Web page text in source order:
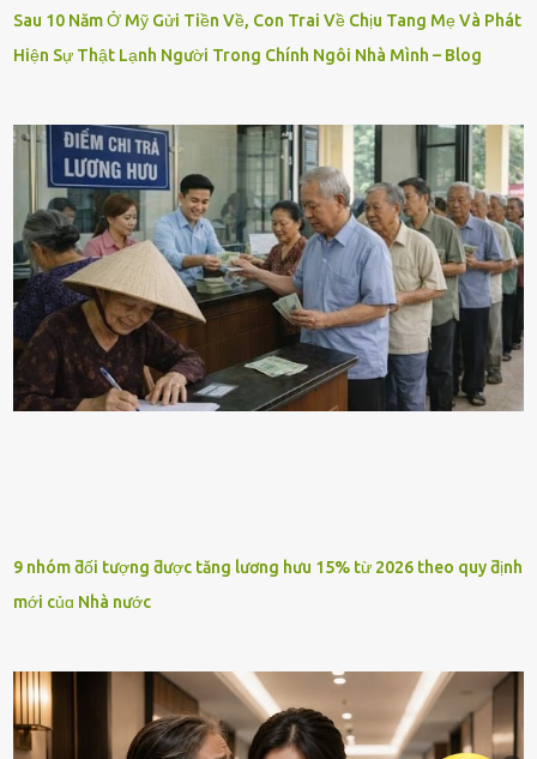
Sau 10 Năm Ở Mỹ Gửi Tiền Về, Con Trai Về Chịu Tang Mẹ Và Phát
Hiện Sự Thật Lạnh Người Trong Chính Ngôi Nhà Mình – Blog
9 nhóm ƌối tượng ƌược tăng lương hưu 15% từ 2026 theo quy ƌịnh
mới củɑ Nhà nước